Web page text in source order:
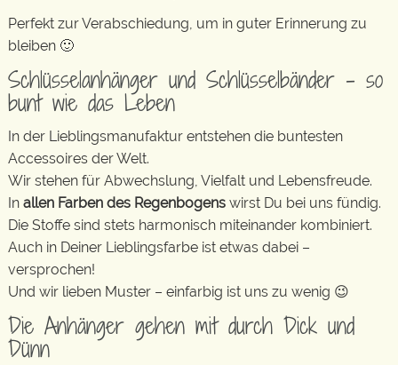
Perfekt zur Verabschiedung, um in guter Erinnerung zu
bleiben 🙂
Schlüsselanhänger und Schlüsselbänder – so
bunt wie das Leben
In der Lieblingsmanufaktur entstehen die buntesten
Accessoires der Welt.
Wir stehen für Abwechslung, Vielfalt und Lebensfreude.
In allen Farben des Regenbogens wirst Du bei uns fündig.
Die Stoffe sind stets harmonisch miteinander kombiniert.
Auch in Deiner Lieblingsfarbe ist etwas dabei –
versprochen!
Und wir lieben Muster – einfarbig ist uns zu wenig 😉
Die Anhänger gehen mit durch Dick und
Dünn